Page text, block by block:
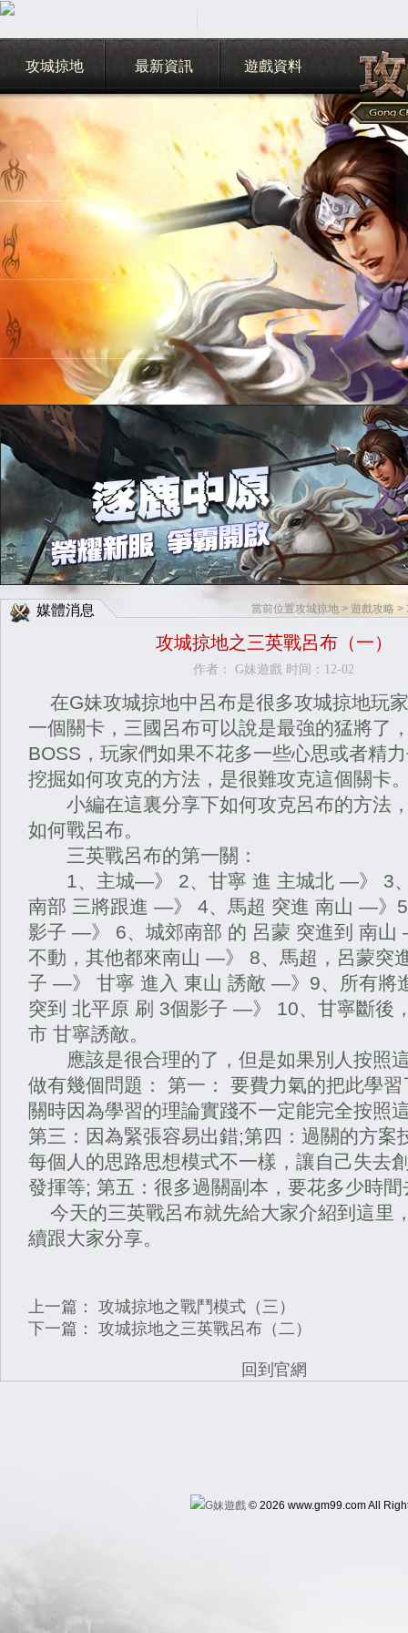
攻城掠地 最新資訊 遊戲資料
Facebook快速登入
Google快速登入
媒體消息 當前位置攻城掠地 > 遊戲攻略 >
攻城掠地之三英戰呂布（一）
作者： G妹遊戲 时间：12-02
在G妹攻城掠地中呂布是很多攻城掠地玩
一個關卡，三國呂布可以說是最強的猛將了
BOSS，玩家們如果不花多一些心思或者精
挖掘如何攻克的方法，是很難攻克這個關卡
小編在這裏分享下如何攻克呂布的方法
如何戰呂布。
三英戰呂布的第一關：
1、主城—》 2、甘寧 進 主城北 —》 3
南部 三將跟進 —》 4、馬超 突進 南山 —》
影子 —》 6、城郊南部 的 呂蒙 突進到 南山
不動，其他都來南山 —》 8、馬超，呂蒙突
子 —》 甘寧 進入 東山 誘敵 —》9、所有將
突到 北平原 刷 3個影子 —》 10、甘寧斷後
市 甘寧誘敵。
應該是很合理的了，但是如果別人按照
做有幾個問題： 第一： 要費力氣的把此學
關時因為學習的理論實踐不一定能完全按照
第三：因為緊張容易出錯;第四：過關的方案
每個人的思路思想模式不一樣，讓自己失去
發揮等; 第五：很多過關副本，要花多少時
今天的三英戰呂布就先給大家介紹到這里
續跟大家分享。
上一篇：
攻城掠地之戰鬥模式（三）
下一篇：
攻城掠地之三英戰呂布（二）
回到官網
© 2026 www.gm99.com All